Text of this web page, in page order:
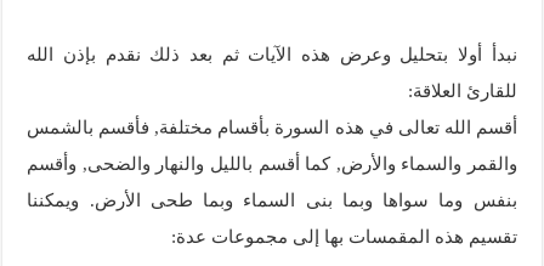
نبدأ أولا بتحليل وعرض هذه الآيات ثم بعد ذلك نقدم بإذن الله
للقارئ العلاقة:
أقسم الله تعالى في هذه السورة بأقسام مختلفة, فأقسم بالشمس
والقمر والسماء والأرض, كما أقسم بالليل والنهار والضحى, وأقسم
بنفس وما سواها وبما بنى السماء وبما طحى الأرض. ويمكننا
تقسيم هذه المقمسات بها إلى مجموعات عدة: